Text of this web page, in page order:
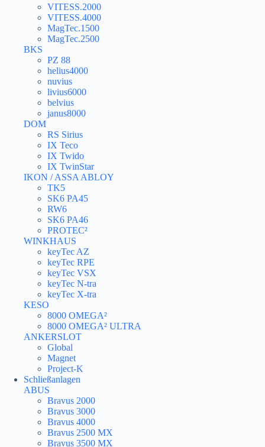
VITESS.2000
VITESS.4000
MagTec.1500
MagTec.2500
BKS
PZ 88
helius4000
nuvius
livius6000
belvius
janus8000
DOM
RS Sirius
IX Teco
IX Twido
IX TwinStar
IKON / ASSA ABLOY
TK5
SK6 PA45
RW6
SK6 PA46
PROTEC²
WINKHAUS
keyTec AZ
keyTec RPE
keyTec VSX
keyTec N-tra
keyTec X-tra
KESO
8000 OMEGA²
8000 OMEGA² ULTRA
ANKERSLOT
Global
Magnet
Project-K
Schließanlagen
ABUS
Bravus 2000
Bravus 3000
Bravus 4000
Bravus 2500 MX
Bravus 3500 MX